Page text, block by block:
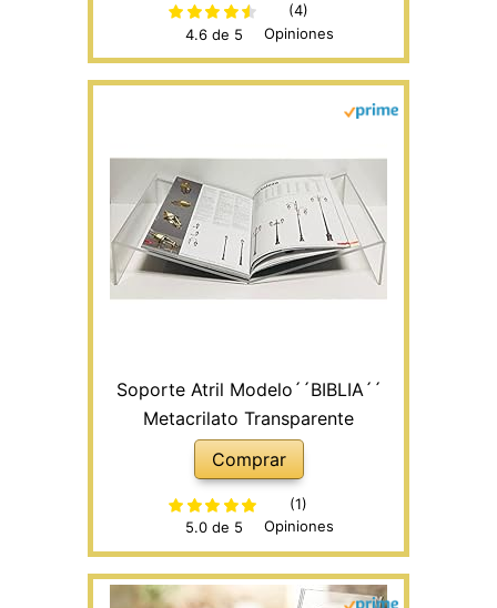
4.6 de 5
(4)
Opiniones
Soporte Atril Modelo´´BIBLIA´´
Metacrilato Transparente
Comprar
5.0 de 5
(1)
Opiniones